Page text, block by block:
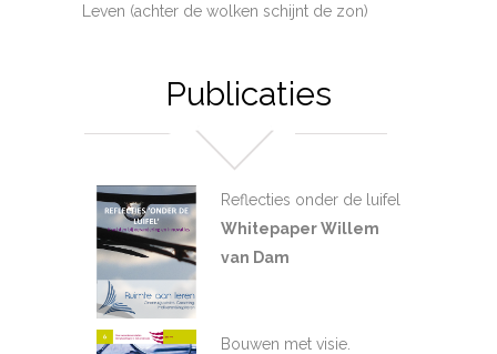
Leven (achter de wolken schijnt de zon)
Publicaties
Reflecties onder de luifel
Whitepaper Willem
van Dam
Bouwen met visie.